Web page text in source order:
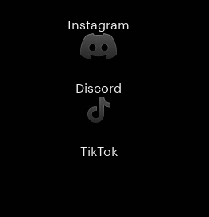
Instagram
Discord
TikTok